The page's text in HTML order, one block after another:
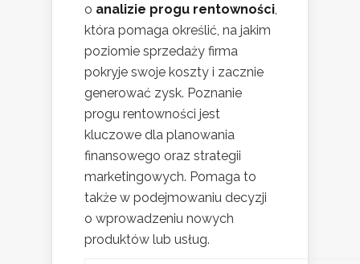
o analizie progu rentowności,
która pomaga określić, na jakim
poziomie sprzedaży firma
pokryje swoje koszty i zacznie
generować zysk. Poznanie
progu rentowności jest
kluczowe dla planowania
finansowego oraz strategii
marketingowych. Pomaga to
także w podejmowaniu decyzji
o wprowadzeniu nowych
produktów lub usług.